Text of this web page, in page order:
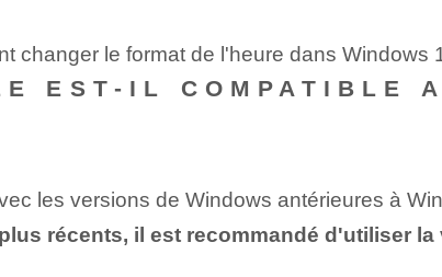
changer le format de l'heure dans Windows
EST-IL COMPATIBLE
les versions de Windows antérieures à
récents, il est recommandé d'utiliser